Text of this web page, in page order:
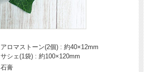
アロマストーン(2個) : 約40×12mm
サシェ(1袋) : 約100×120mm
石膏